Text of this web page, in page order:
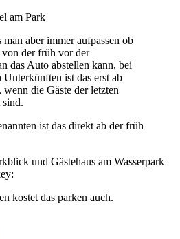
am Park
aber immer aufpassen ob
von der früh vor der
das Auto abstellen kann, bei
ist das erst ab
die Gäste der letzten
sind.
ist das direkt ab der früh
und Gästehaus am Wasserpark
kostet das parken auch.